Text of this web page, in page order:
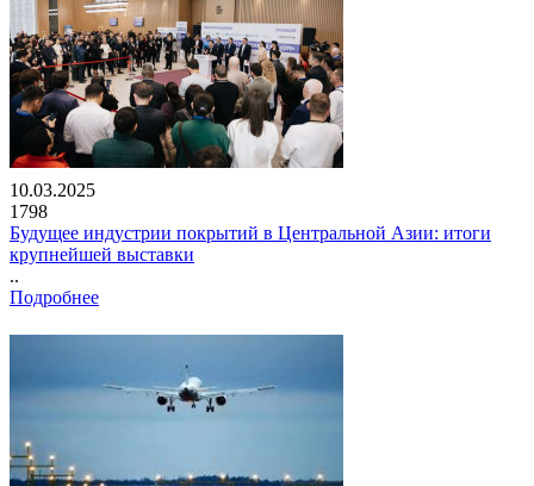
10.03.2025
1798
Будущее индустрии покрытий в Центральной Азии: итоги
крупнейшей выставки
..
Подробнее